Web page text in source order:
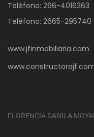
Teléfono: 266-4016263
Teléfono: 2665-295740
www.jfinmobiliaria.com
FLORENCIA DANILA